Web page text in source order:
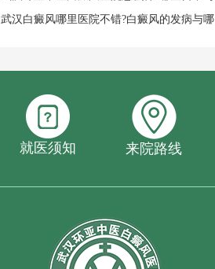
武汉白癜风哪里医院不错?白癜风的发病与哪
就医须知 来院路线